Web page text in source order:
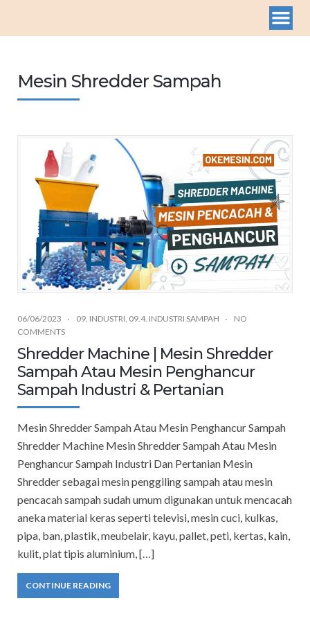
Mesin Shredder Sampah
06/06/2023 09. INDUSTRI 09.4. INDUSTRI SAMPAH
NO
COMMENTS
Shredder Machine | Mesin Shredder
Sampah Atau Mesin Penghancur
Sampah Industri & Pertanian
Mesin Shredder Sampah Atau Mesin Penghancur Sampah
Shredder Machine Mesin Shredder Sampah Atau Mesin
Penghancur Sampah Industri Dan Pertanian Mesin
Shredder sebagai mesin penggiling sampah atau mesin
pencacah sampah sudah umum digunakan untuk mencacah
aneka material keras seperti televisi, mesin cuci, kulkas,
pipa, ban, plastik, meubelair, kayu, pallet, peti, kertas, kain,
kulit, plat tipis aluminium, […]
CONTINUE READING